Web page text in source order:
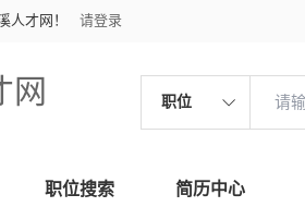
人才网！ 请登录
网 职位
职位搜索 简历中心